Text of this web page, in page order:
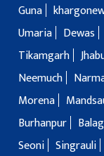
Guna
Umaria
Dewas
Tikamgarh
Neemuch
Morena
Burhanpur
Seoni Singrauli